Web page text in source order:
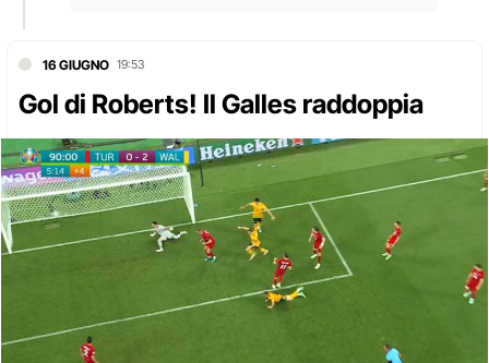
16 GIUGNO 19:53
Gol di Roberts! Il Galles raddoppia